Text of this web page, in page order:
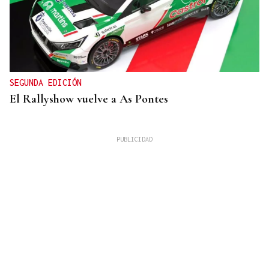
SEGUNDA EDICIÓN
El Rallyshow vuelve a As Pontes